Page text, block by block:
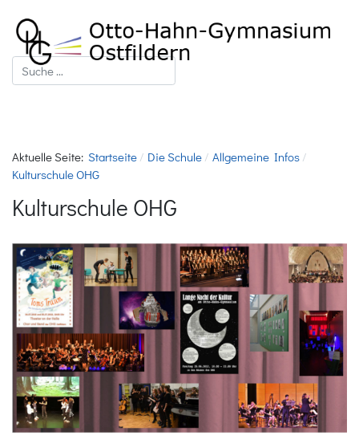
Suchen
Aktuelle Seite: Startseite Die Schule
Allgemeine Infos
Kulturschule OHG
Kulturschule OHG